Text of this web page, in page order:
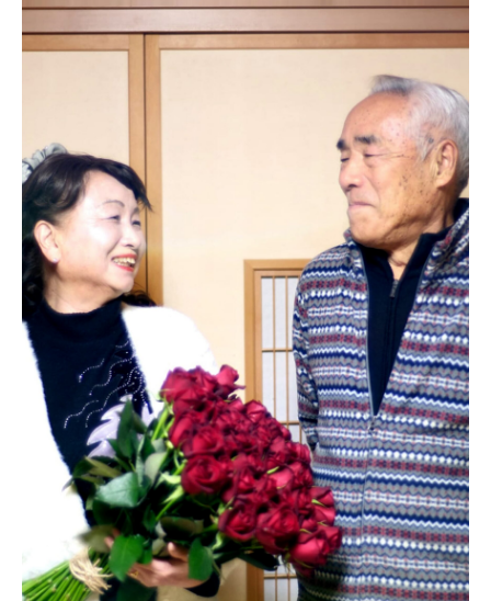
コンセプト
CONCEPT
STORY ARCHIVE
コラム一覧
COLUMN ARCHIVE